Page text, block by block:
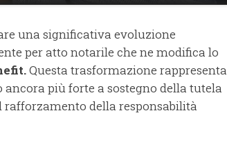
una significativa evoluzione
per atto notarile che ne modifica lo
Questa trasformazione rappresenta
più forte a sostegno della tutela
rafforzamento della responsabilità